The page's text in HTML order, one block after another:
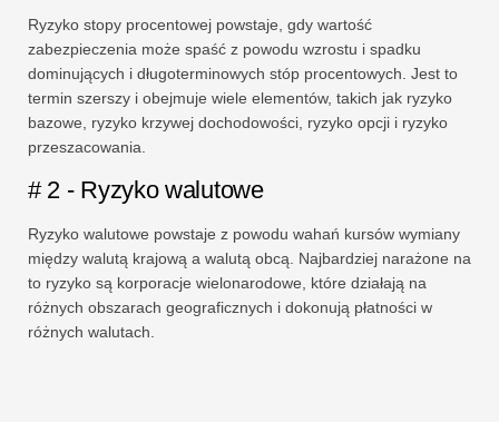
Ryzyko stopy procentowej powstaje, gdy wartość
zabezpieczenia może spaść z powodu wzrostu i spadku
dominujących i długoterminowych stóp procentowych. Jest to
termin szerszy i obejmuje wiele elementów, takich jak ryzyko
bazowe, ryzyko krzywej dochodowości, ryzyko opcji i ryzyko
przeszacowania.
# 2 - Ryzyko walutowe
Ryzyko walutowe powstaje z powodu wahań kursów wymiany
między walutą krajową a walutą obcą. Najbardziej narażone na
to ryzyko są korporacje wielonarodowe, które działają na
różnych obszarach geograficznych i dokonują płatności w
różnych walutach.